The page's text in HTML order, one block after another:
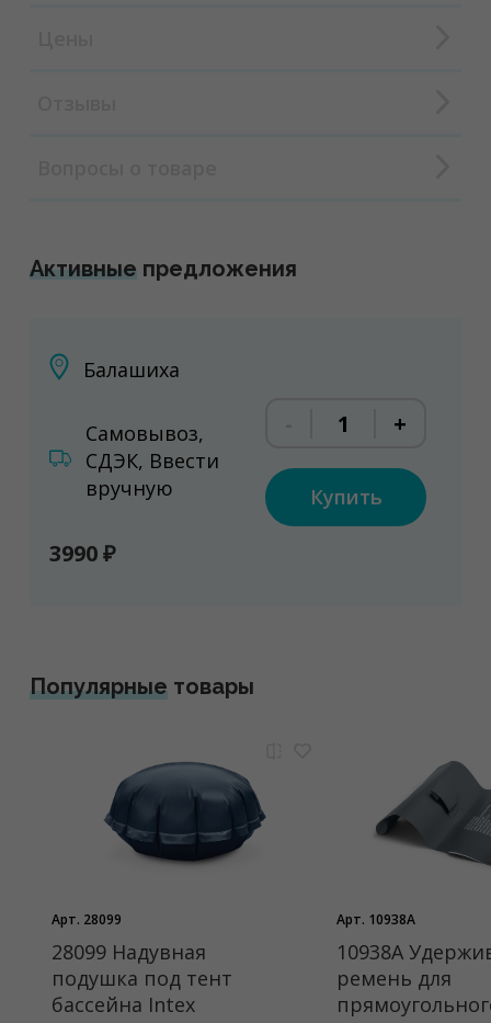
Активные предложения
Балашиха
Самовывоз,
СДЭК, Ввести
вручную
3990 ₽
+
Купить
Популярныетовары
Арт. 28099
28099 Надувная
подушка под тент
бассейна Intex
Арт. 10938A
10938A
ремень для